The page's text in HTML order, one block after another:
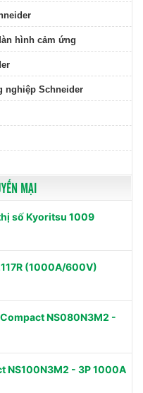
hình cảm ứng
nghiệp Schneider
MẠI
số Kyoritsu 1009
(1000A/600V)
NS080N3M2 -
NS100N3M2 - 3P 1000A